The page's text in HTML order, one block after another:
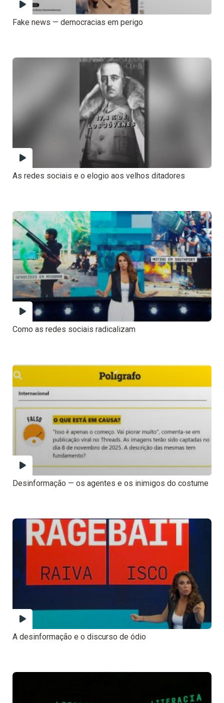
Fake news — democracias em perigo
As redes sociais e o elogio aos velhos ditadores
Como as redes sociais radicalizam
Desinformação — os agentes e os inimigos do costume
A desinformação e o discurso de ódio